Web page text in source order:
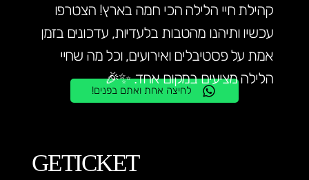
לחיצה אחת ואתם בפנים!
קהילת חיי הלילה הכי חמה בארץ! הצטרפו
עכשיו ותיהנו מהטבות בלעדיות, עדכונים בזמן
אמת על פסטיבלים ואירועים, וכל מה שחיי
הלילה מציעים במקום אחד. ✨🎉
GETICKET